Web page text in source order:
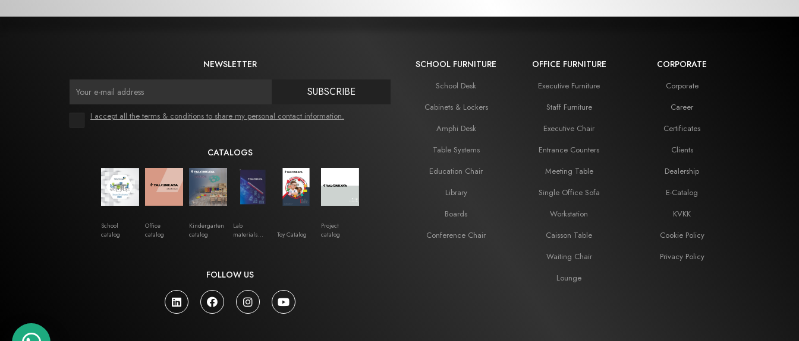
NEWSLETTER
SUBSCRIBE
I accept all the terms & conditions to share my personal contact information.
CATALOGS
School
catalog
Office
catalog
Kindergarten
catalog
Lab
materials
Toy Catalog
Project
catalog
FOLLOW US
SCHOOL FURNITURE
School Desk
Cabinets & Lockers
Amphi Desk
Table Systems
Education Chair
Library
Boards
Conference Chair
OFFICE FURNITURE
Executive Furniture
Staff Furniture
Executive Chair
Entrance Counters
Meeting Table
Single Office Sofa
Workstation
Caisson Table
Waiting Chair
Lounge
CORPORATE
Corporate
Career
Certificates
Clients
Dealership
E-Catalog
KVKK
Cookie Policy
Privacy Policy